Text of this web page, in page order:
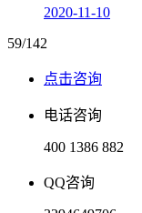
2020-11-10
59/142
点击咨询
电话咨询
400 1386 882
QQ咨询